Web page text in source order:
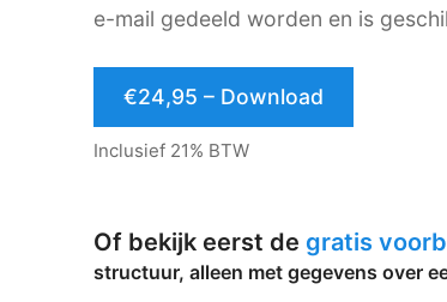
e-mail gedeeld worden en is
€24,95 – Download
Inclusief 21% BTW
Of bekijk eerst de gratis
structuur, alleen met gegevens over